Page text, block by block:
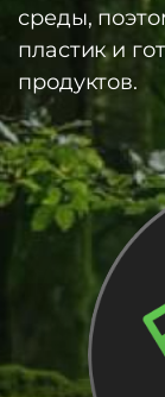
среды,
пластик и
продуктов.